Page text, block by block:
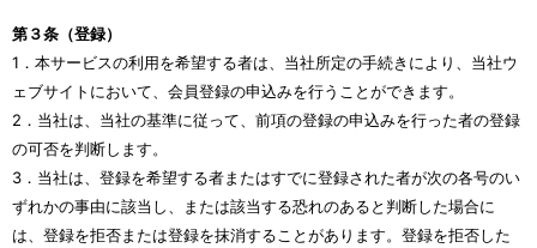
第３条（登録）
1．本サービスの利用を希望する者は、当社所定の手続きにより、当社ウ
ェブサイトにおいて、会員登録の申込みを行うことができます。
2．当社は、当社の基準に従って、前項の登録の申込みを行った者の登録
の可否を判断します。
3．当社は、登録を希望する者またはすでに登録された者が次の各号のい
ずれかの事由に該当し、または該当する恐れのあると判断した場合に
は、登録を拒否または登録を抹消することがあります。登録を拒否した